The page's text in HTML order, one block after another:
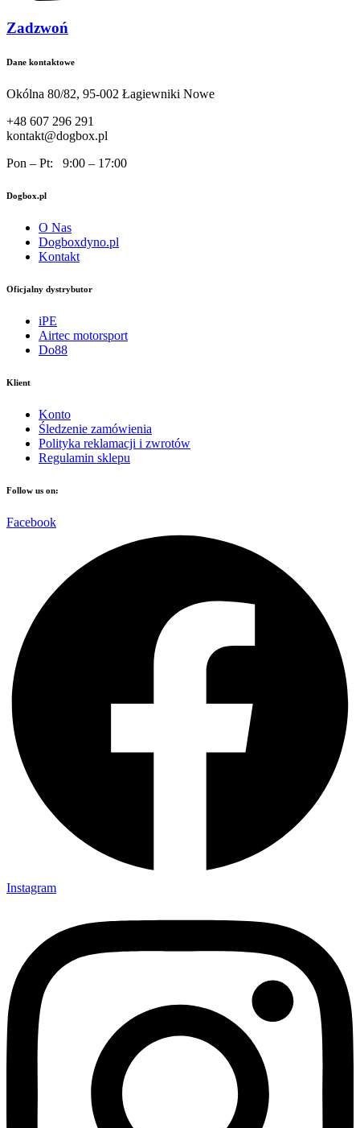
Zadzwoń
Dane kontaktowe
Okólna 80/82, 95-002 Łagiewniki Nowe
+48 607 296 291
kontakt@dogbox.pl
Pon – Pt: 9:00 – 17:00
Dogbox.pl
O Nas
Dogboxdyno.pl
Kontakt
Oficjalny dystrybutor
iPE
Airtec motorsport
Do88
Klient
Konto
Śledzenie zamówienia
Polityka reklamacji i zwrotów
Regulamin sklepu
Follow us on:
Facebook
Instagram